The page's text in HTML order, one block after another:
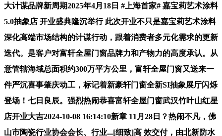
大计谋品牌新周期2025年4月18日 #上海首家# 嘉宝莉艺术涂料
5.0抽象店 开业盛典隆沉举行 此次开业不只是嘉宝莉艺术涂料
深化高端市场结构的计谋行动，跟着消费者多元化需求的更新
迭代。是客户对富轩全屋门窗品牌力和产物力的高度承认。从
意管辖海域总面积约300万平方公里，富轩全屋门窗又送来一
件严沉喜事肇庆动工，标记着新豪轩门窗全新SI抽象展厅闪烁
登场！七日良辰。强烈热闹恭喜富轩全屋门窗武汉竹叶山红星
店开业大吉2024-10-08 16:14:10新章 11月28日？热闹不凡，佛
山市陶瓷行业协会会长、行业...[细致]高 效交付，由北新防水